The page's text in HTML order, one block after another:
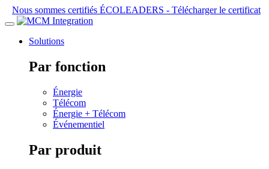
Nous sommes certifiés ÉCOLEADERS - Télécharger le certificat
Solutions
Par fonction
Énergie
Télécom
Énergie + Télécom
Événementiel
Par produit